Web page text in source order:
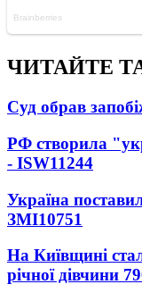
ЧИТАЙТЕ
Суд обрав
РФ створила
- ISW11244
Україна
ЗМІ10751
На Київщині
річної дівчини